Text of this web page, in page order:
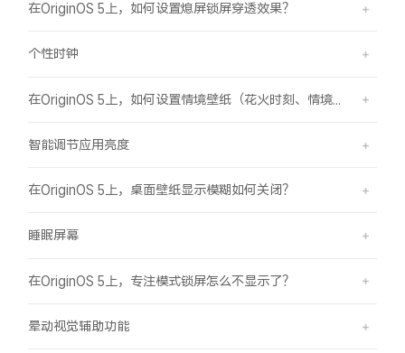
在OriginOS 5上，如何设置熄屏锁屏穿透效果？
个性时钟
智能调节应用亮度
在OriginOS 5上，桌面壁纸显示模糊如何关闭？
睡眠屏幕
在OriginOS 5上，专注模式锁屏怎么不显示了？
晕动视觉辅助功能